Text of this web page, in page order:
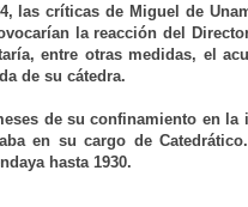
4, las críticas de Miguel de
la reacción del
entre otras medidas, el
de su cátedra.
de su confinamiento en
en su cargo de Catedrático.
hasta 1930.